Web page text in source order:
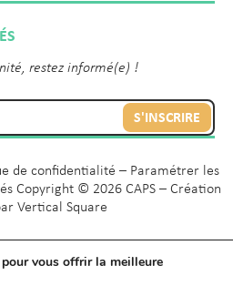
restez informé(e) !
S'INSCRIRE
de confidentialité – Paramétrer les
Copyright © 2026 CAPS – Création
Vertical Square
vous offrir la meilleure